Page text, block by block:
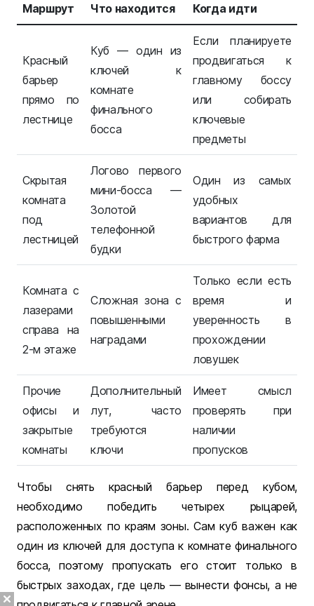
Маршрут Что находится Когда идти
Красный
барьер
прямо по
лестнице
Куб — один из
ключей к
комнате
финального
босса
Если планируете
продвигаться к
главному боссу
или собирать
ключевые
предметы
Скрытая
комната
под
лестницей
Логово первого
мини-босса —
Золотой
телефонной
будки
Один из самых
удобных
вариантов для
быстрого фарма
Комната с
лазерами
справа на
2-м этаже
Сложная зона с
повышенными
наградами
Только если есть
время и
уверенность в
прохождении
ловушек
Прочие
офисы и
закрытые
комнаты
Дополнительный
лут, часто
требуются
ключи
Имеет смысл
проверять при
наличии
пропусков
Чтобы снять красный барьер перед кубом,
необходимо победить четырех рыцарей,
расположенных по краям зоны. Сам куб важен как
один из ключей для доступа к комнате финального
босса, поэтому пропускать его стоит только в
быстрых заходах, где цель — вынести фонсы, а не